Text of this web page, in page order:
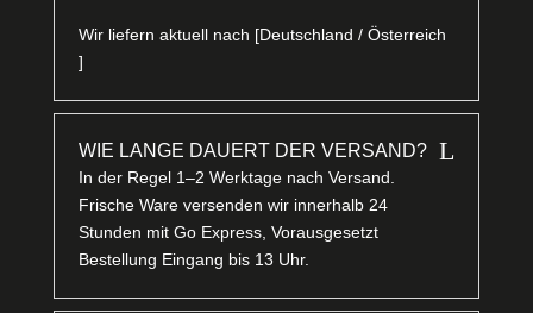
Wir liefern aktuell nach [Deutschland / Österreich
]
WIE LANGE DAUERT DER VERSAND? L
In der Regel 1–2 Werktage nach Versand.
Frische Ware versenden wir innerhalb 24
Stunden mit Go Express, Vorausgesetzt
Bestellung Eingang bis 13 Uhr.